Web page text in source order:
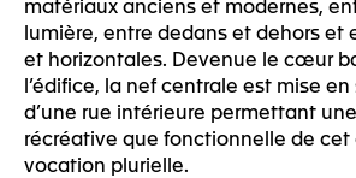
lumière, entre dedans et dehors et
et horizontales. Devenue le cœur
l’édifice, la nef centrale est mise
d’une rue intérieure permettant
récréative que fonctionnelle de
vocation plurielle.